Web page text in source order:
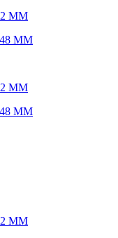
ММ
ММ
ММ
ММ
ММ